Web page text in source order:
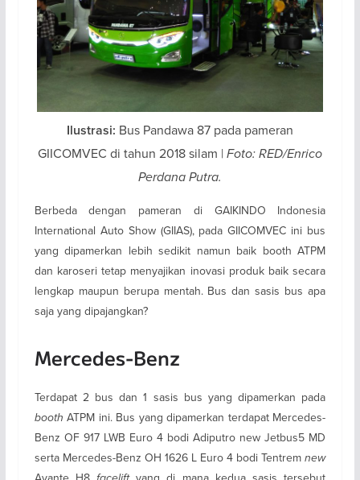
Ilustrasi: Bus Pandawa 87 pada pameran
GIICOMVEC di tahun 2018 silam | Foto: RED/Enrico
Perdana Putra.
Berbeda dengan pameran di GAIKINDO Indonesia
International Auto Show (GIIAS), pada GIICOMVEC ini bus
yang dipamerkan lebih sedikit namun baik booth ATPM
dan karoseri tetap menyajikan inovasi produk baik secara
lengkap maupun berupa mentah. Bus dan sasis bus apa
saja yang dipajangkan?
Mercedes-Benz
Terdapat 2 bus dan 1 sasis bus yang dipamerkan pada
booth ATPM ini. Bus yang dipamerkan terdapat Mercedes-
Benz OF 917 LWB Euro 4 bodi Adiputro new Jetbus5 MD
serta Mercedes-Benz OH 1626 L Euro 4 bodi Tentremnew